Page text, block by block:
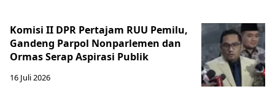
Komisi II DPR Pertajam RUU Pemilu,
Gandeng Parpol Nonparlemen dan
Ormas Serap Aspirasi Publik
16 Juli 2026